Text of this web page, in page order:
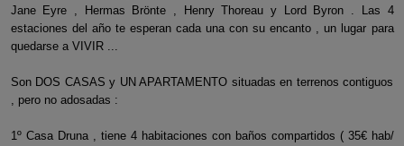
Jane Eyre , Hermas Brönte , Henry Thoreau y Lord Byron . Las 4
estaciones del año te esperan cada una con su encanto , un lugar para
quedarse a VIVIR ...
Son DOS CASAS y UN APARTAMENTO situadas en terrenos contiguos
, pero no adosadas :
1º Casa Druna , tiene 4 habitaciones con baños compartidos ( 35€ hab/